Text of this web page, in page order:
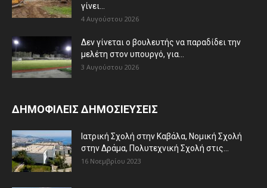
γίνει...
4 Αυγούστου 2026
Δεν γίνεται ο βουλευτής να παραδίδει την
μελέτη στον υπουργό, για...
3 Αυγούστου 2026
ΔΗΜΟΦΙΛΕΙΣ ΔΗΜΟΣΙΕΥΣΕΙΣ
Ιατρική Σχολή στην Καβάλα, Νομική Σχολή
στην Δράμα, Πολυτεχνική Σχολή στις...
16 Νοεμβρίου 2023